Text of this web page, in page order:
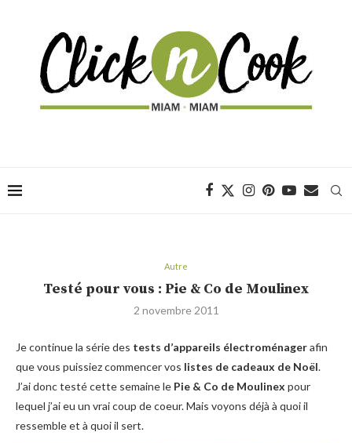
Autre
Testé pour vous : Pie & Co de Moulinex
2 novembre 2011
Je continue la série des tests d’appareils électroménagerafin
que vous puissiez commencer vos listes de cadeaux de Noël.
J’ai donc testé cette semaine le Pie & Co de Moulinex pour
lequel j’ai eu un vrai coup de coeur. Mais voyons déjà à quoi il
ressemble et à quoi il sert.